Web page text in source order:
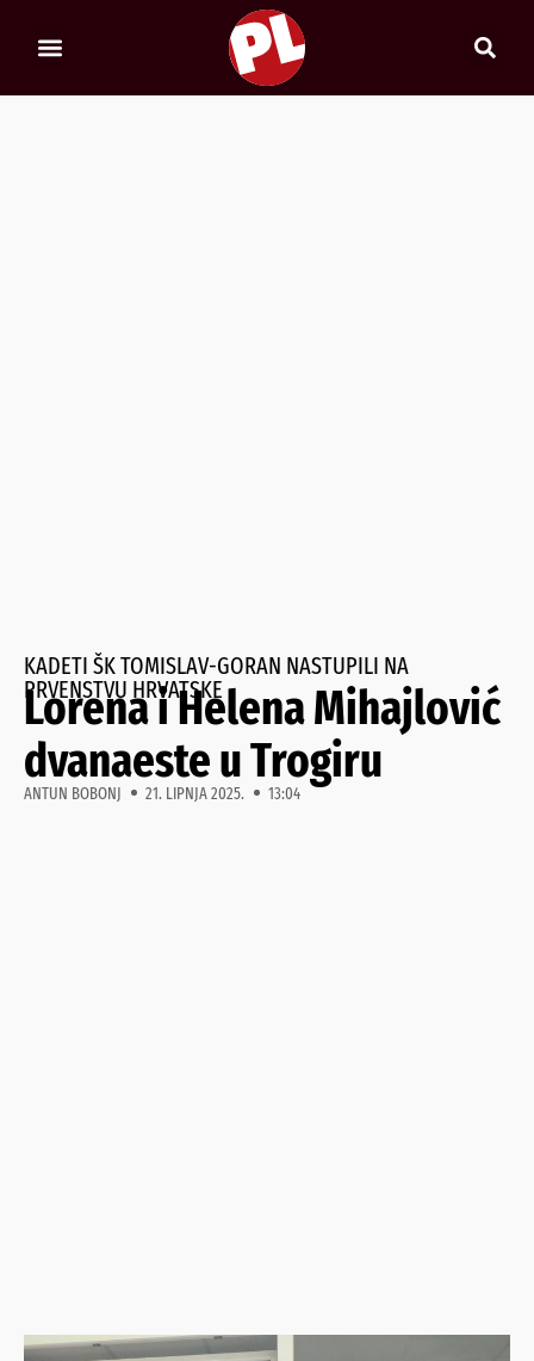
KADETI ŠK TOMISLAV-GORAN NASTUPILI NA
PRVENSTVU HRVATSKE
Lorena i Helena Mihajlović
dvanaeste u Trogiru
ANTUN BOBONJ 21. LIPNJA 2025. 13:04